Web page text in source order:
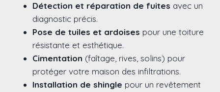
Détection et réparation de fuites avec un
diagnostic précis.
Pose de tuiles et ardoises pour une toiture
résistante et esthétique.
Cimentation (faîtage, rives, solins) pour
protéger votre maison des infiltrations.
Installation de shingle pour un revêtement